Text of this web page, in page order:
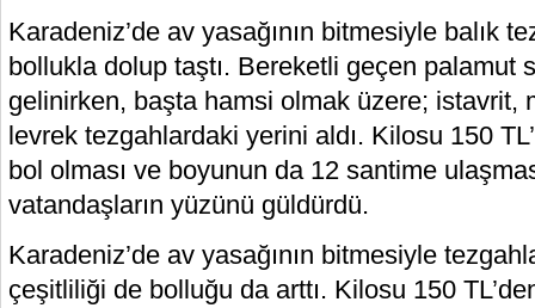
Karadeniz’de av yasağının bitmesiyle balık
bollukla dolup taştı. Bereketli geçen palamut
gelinirken, başta hamsi olmak üzere; istavrit,
levrek tezgahlardaki yerini aldı. Kilosu 150
bol olması ve boyunun da 12 santime
vatandaşların yüzünü güldürdü.
Karadeniz’de av yasağının bitmesiyle
çeşitliliği de bolluğu da arttı. Kilosu 150